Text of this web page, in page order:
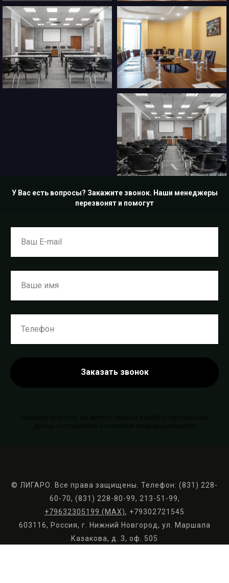
У Вас есть вопросы? Закажите звонок. Наши менеджеры
перезвонят и помогут
Заказать звонок
© ЛИГАРО. Все права защищены. Телефон: (831) 228-
60-70, (831) 228-80-99, 213-51-99,
+79632305199 (МАХ), +79302721545
603116, Россия, г. Нижний Новгород, ул. Маршала
Казакова, д. 3, оф. 505